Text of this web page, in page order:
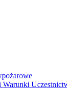
Warunki